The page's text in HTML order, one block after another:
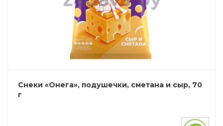
Снеки «Онега», подушечки, сметана и сыр, 70
г